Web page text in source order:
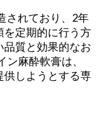
されており、2年
を定期的に行う方
質と効果的なお
麻酔軟膏は、
供しようとする専